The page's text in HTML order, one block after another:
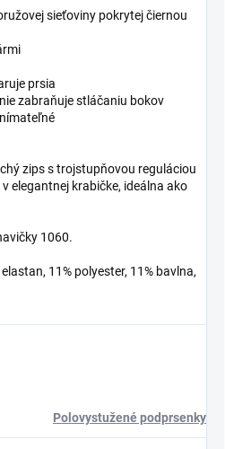
sieťoviny pokrytej čiernou
prsia
zabraňuje stláčaniu bokov
zips s trojstupňovou reguláciou
elegantnej krabičke, ideálna ako
1060.
11% polyester, 11% bavlna,
Polovystužené podprsenky